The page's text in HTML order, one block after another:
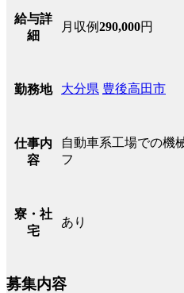
給与詳
細
月収例290,000円
勤務地 大分県 豊後高田市
仕事内
容
自動車系工場での機
フ
寮・社
宅
あり
募集内容